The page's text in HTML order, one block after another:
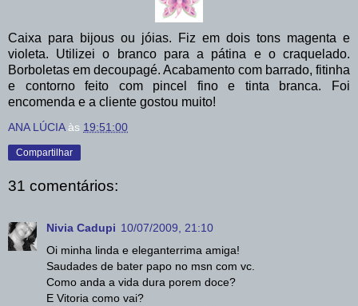
Caixa para bijous ou jóias. Fiz em dois tons magenta e
violeta. Utilizei o branco para a pátina e o craquelado.
Borboletas em decoupagé. Acabamento com barrado, fitinha
e contorno feito com pincel fino e tinta branca. Foi
encomenda e a cliente gostou muito!
ANA LÚCIA às 19:51:00
Compartilhar
31 comentários:
Nivia Cadupi 10/07/2009, 21:10
Oi minha linda e eleganterrima amiga!
Saudades de bater papo no msn com vc.
Como anda a vida dura porem doce?
E Vitoria como vai?